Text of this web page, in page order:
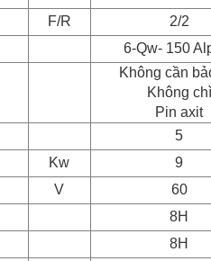
F/R 2/2
6-Qw- 150
Không cần
Không chì
Pin axit
5
Kw
9
V
60
8H
8H